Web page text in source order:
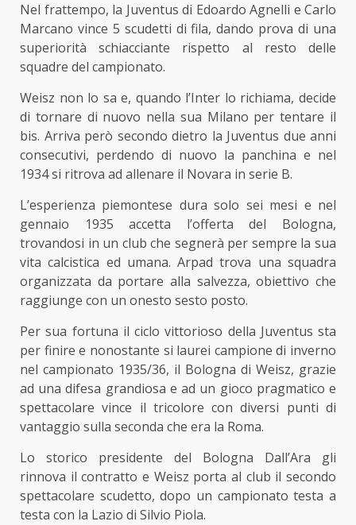
Nel frattempo, la Juventus di Edoardo Agnelli e Carlo
Marcano vince 5 scudetti di fila, dando prova di una
superiorità schiacciante rispetto al resto delle
squadre del campionato.
Weisz non lo sa e, quando l’Inter lo richiama, decide
di tornare di nuovo nella sua Milano per tentare il
bis. Arriva però secondo dietro la Juventus due anni
consecutivi, perdendo di nuovo la panchina e nel
1934 si ritrova ad allenare il Novara in serie B.
L’esperienza piemontese dura solo sei mesi e nel
gennaio 1935 accetta l’offerta del Bologna,
trovandosi in un club che segnerà per sempre la sua
vita calcistica ed umana. Arpad trova una squadra
organizzata da portare alla salvezza, obiettivo che
raggiunge con un onesto sesto posto.
Per sua fortuna il ciclo vittorioso della Juventus sta
per finire e nonostante si laurei campione di inverno
nel campionato 1935/36, il Bologna di Weisz, grazie
ad una difesa grandiosa e ad un gioco pragmatico e
spettacolare vince il tricolore con diversi punti di
vantaggio sulla seconda che era la Roma.
Lo storico presidente del Bologna Dall’Ara gli
rinnova il contratto e Weisz porta al club il secondo
spettacolare scudetto, dopo un campionato testa a
testa con la Lazio di Silvio Piola.